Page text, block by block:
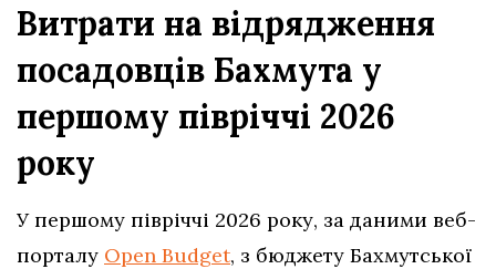
Витрати на відрядження
посадовців Бахмута у
першому півріччі 2026
року
У першому півріччі 2026 року, за даними веб-
порталу Open Budget, з бюджету Бахмутської